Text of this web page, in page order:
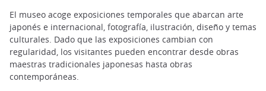
El museo acoge exposiciones temporales que abarcan arte
japonés e internacional, fotografía, ilustración, diseño y temas
culturales. Dado que las exposiciones cambian con
regularidad, los visitantes pueden encontrar desde obras
maestras tradicionales japonesas hasta obras
contemporáneas.